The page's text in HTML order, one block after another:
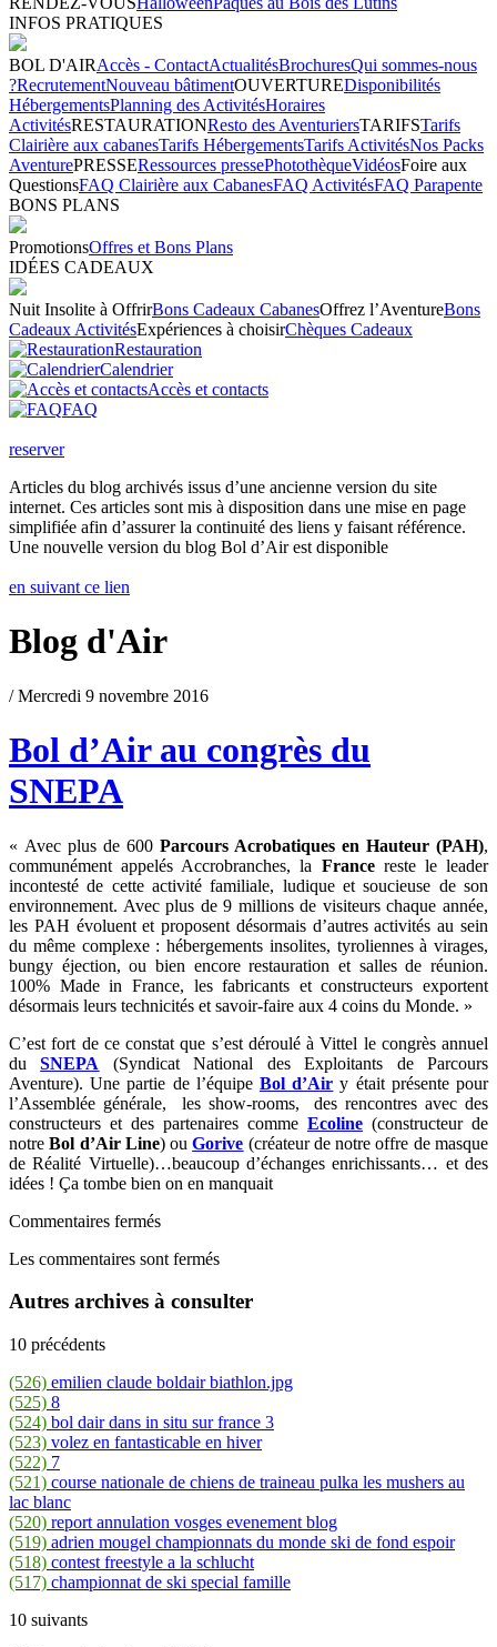
INFOS PRATIQUES
BOL D'AIRAccès - ContactActualitésBrochuresQui sommes-nous
?RecrutementNouveau bâtimentOUVERTUREDisponibilités
HébergementsPlanning des ActivitésHoraires
ActivitésRESTAURATIONResto des AventuriersTARIFSTarifs
Clairière aux cabanesTarifs HébergementsTarifs ActivitésNos Packs
AventurePRESSERessources pressePhotothèqueVidéosFoire aux
QuestionsFAQ Clairière aux CabanesFAQ ActivitésFAQ Parapente
BONS PLANS
PromotionsOffres et Bons Plans
IDÉES CADEAUX
Nuit Insolite à OffrirBons Cadeaux CabanesOffrez l’AventureBons
Cadeaux ActivitésExpériences à choisirChèques Cadeaux
Restauration
Calendrier
Accès et contacts
FAQ
reserver
Articles du blog archivés issus d’une ancienne version du site
internet. Ces articles sont mis à disposition dans une mise en page
simplifiée afin d’assurer la continuité des liens y faisant référence.
Une nouvelle version du blog Bol d’Air est disponible
en suivant ce lien
Blog d'Air
/ Mercredi 9 novembre 2016
Bol d’Air au congrès du
SNEPA
« Avec plus de 600 Parcours Acrobatiques en Hauteur (PAH),
communément appelés Accrobranches, la Francereste le leader
incontesté de cette activité familiale, ludique et soucieuse de son
environnement. Avec plus de 9 millions de visiteurs chaque année,
les PAH évoluent et proposent désormais d’autres activités au sein
du même complexe : hébergements insolites, tyroliennes à virages,
bungy éjection, ou bien encore restauration et salles de réunion.
100% Made in France, les fabricants et constructeurs exportent
désormais leurs technicités et savoir-faire aux 4 coins du Monde. »
C’est fort de ce constat que s’est déroulé à Vittel le congrès annuel
duSNEPA (Syndicat National des Exploitants de Parcours
Aventure). Une partie de l’équipe Bol d’Air y était présente pour
l’Assemblée générale, les show-rooms, des rencontres avec des
constructeurs et des partenaires comme Ecoline (constructeur de
notreBol d’Air Line) ouGorive (créateur de notre offre de masque
de Réalité Virtuelle)…beaucoup d’échanges enrichissants… et des
idées ! Ça tombe bien on en manquait
Commentaires fermés
Les commentaires sont fermés
Autres archives à consulter
10 précédents
(526) emilien claude boldair biathlon.jpg
(525) 8
(524) bol dair dans in situ sur france 3
(523) volez en fantasticable en hiver
(522) 7
(521) course nationale de chiens de traineau pulka les mushers au
lac blanc
(520) report annulation vosges evenement blog
(519) adrien mougel championnats du monde ski de fond espoir
(518) contest freestyle a la schlucht
(517) championnat de ski special famille
10 suivants